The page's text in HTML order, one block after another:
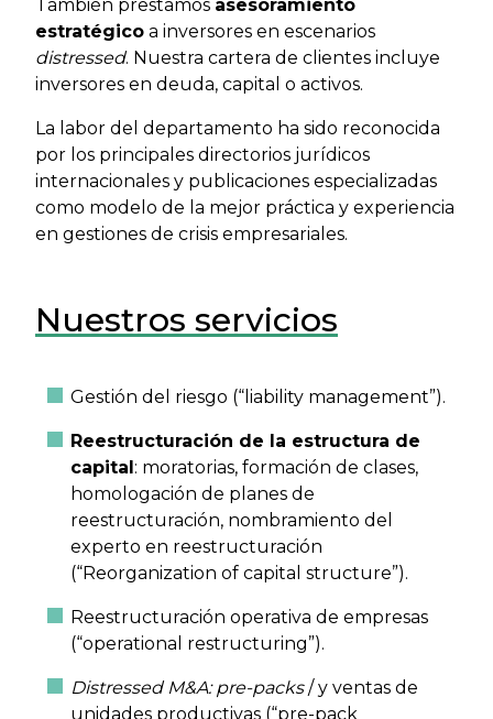
También prestamos asesoramiento
estratégico a inversores en escenarios
distressed. Nuestra cartera de clientes incluye
inversores en deuda, capital o activos.
La labor del departamento ha sido reconocida
por los principales directorios jurídicos
internacionales y publicaciones especializadas
como modelo de la mejor práctica y experiencia
en gestiones de crisis empresariales.
Nuestros servicios
Gestión del riesgo (“liability management”).
Reestructuración de la estructura de
capital: moratorias, formación de clases,
homologación de planes de
reestructuración, nombramiento del
experto en reestructuración
(“Reorganization of capital structure”).
Reestructuración operativa de empresas
(“operational restructuring”).
Distressed M&A: pre-packs/ y ventas de
unidades productivas (“pre-pack